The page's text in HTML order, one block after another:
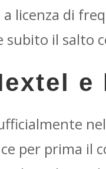
licenza di
subito il salto
e
nel
per prima il